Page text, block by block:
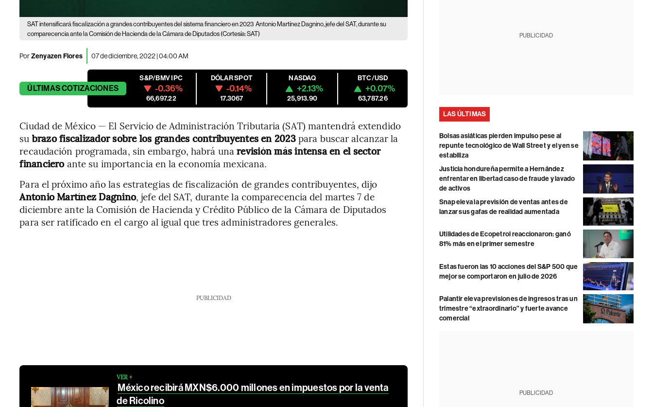
SAT intensificará fiscalización a grandes contribuyentes del sistema financiero en 2023 Antonio Martínez Dagnino, jefe del SAT, durante su
comparecencia ante la Comisión de Hacienda de la Cámara de Diputados (Cortesía: SAT)
PorZenyazen Flores 07 de diciembre, 2022 | 04:00 AM
ÚLTIMASCOTIZACIONES
S&P/BMV IPC
-0.36%
66,697.22
DÓLAR SPOT
-0.14%
17.3067
NASDAQ
+2.13%
25,913.90
BTC/USD
+0.07%
63,787.26
Ciudad de México — El Servicio de Administración Tributaria (SAT) mantendrá extendido
su brazo fiscalizador sobre los grandes contribuyentes en 2023para buscar alcanzar la
recaudación programada, sin embargo, habrá una revisión más intensa en el sector
financieroante su importancia en la economía mexicana.
Para el próximo año las estrategias de fiscalización de grandes contribuyentes, dijo
Antonio Martínez Dagnino, jefe del SAT, durante la comparecencia del martes 7 de
diciembre ante la Comisión de Hacienda y Crédito Público de la Cámara de Diputados
para ser ratificado en el cargo al igual que tres administradores generales.
PUBLICIDAD
VER +
México recibirá MXN$6.000 millones en impuestos por la venta
de Ricolino
PUBLICIDAD
LAS ÚLTIMAS
Bolsas asiáticas pierden impulso pese al
repunte tecnológico de Wall Street y el yen se
estabiliza
Justicia hondureña permite a Hernández
enfrentar en libertad caso de fraude y lavado
de activos
Snap eleva la previsión de ventas antes de
lanzar sus gafas de realidad aumentada
Utilidades de Ecopetrol reaccionaron: ganó
81% más en el primer semestre
Estas fueron las 10 acciones del S&P 500 que
mejor se comportaron en julio de 2026
Palantir eleva previsiones de ingresos tras un
trimestre “extraordinario” y fuerte avance
comercial
PUBLICIDAD